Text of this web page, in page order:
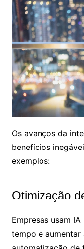
Os avanços da
benefícios
exemplos:
Otimização
Empresas usam
tempo e